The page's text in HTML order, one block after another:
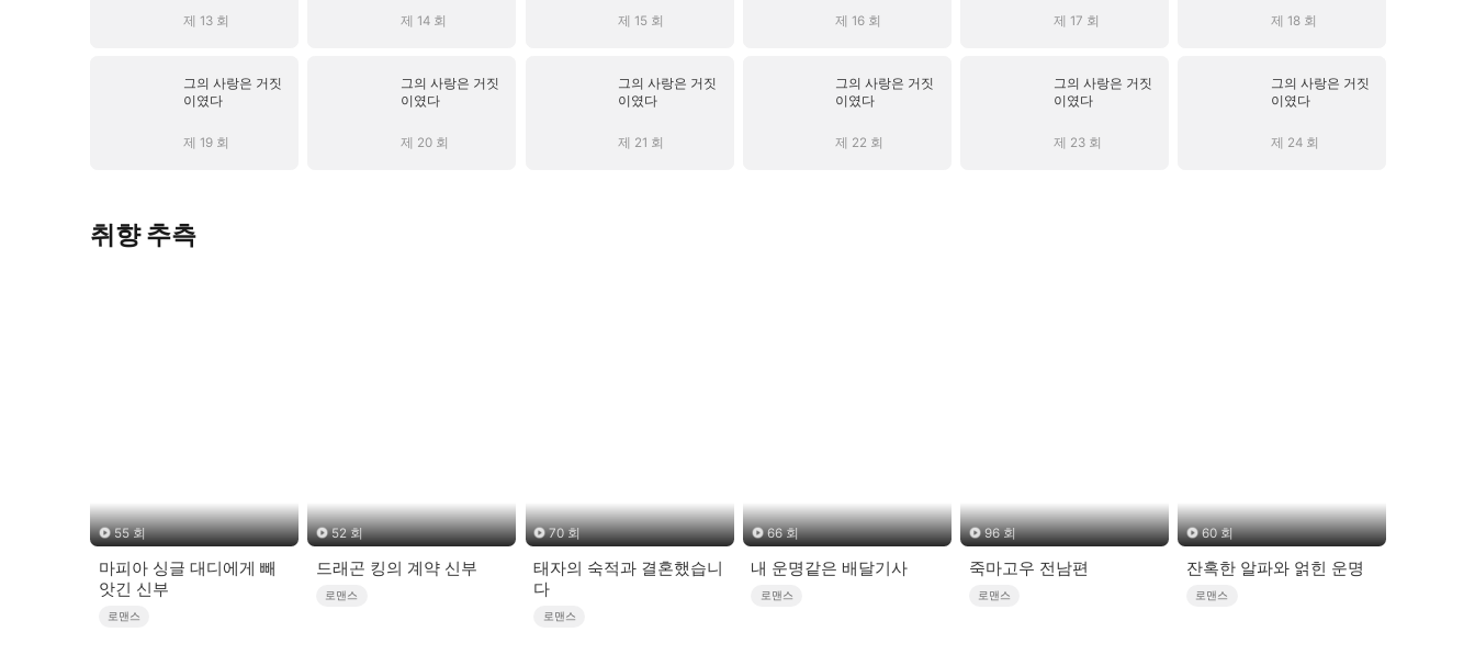
제 13 회 제 14 회 제 15 회 제 16 회 제 17 회 제 18 회
그의 사랑은 거짓
이였다
제 19 회
그의 사랑은 거짓
이였다
제 20 회
그의 사랑은 거짓
이였다
제 21 회
그의 사랑은 거짓
이였다
제 22 회
그의 사랑은 거짓
이였다
제 23 회
그의 사랑은 거짓
이였다
제 24 회
취향 추측
55 회
마피아 싱글 대디에게 빼
앗긴 신부
로맨스
52 회
드래곤 킹의 계약 신부
로맨스
70 회
태자의 숙적과 결혼했습니
다
로맨스
66 회
내 운명같은 배달기사
로맨스
96 회
죽마고우 전남편
로맨스
60 회
잔혹한 알파와 얽힌 운명
로맨스